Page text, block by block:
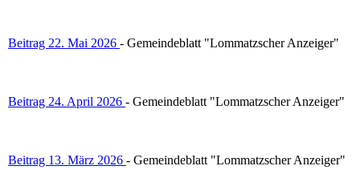
Beitrag 22. Mai 2026 - Gemeindeblatt "Lommatzscher Anzeiger"
Beitrag 24. April 2026 - Gemeindeblatt "Lommatzscher Anzeiger"
Beitrag 13. März 2026 - Gemeindeblatt "Lommatzscher Anzeiger"